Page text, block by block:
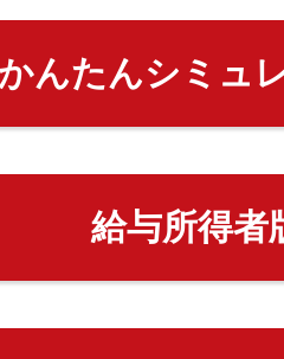
かんたんシミュ
給与所得者